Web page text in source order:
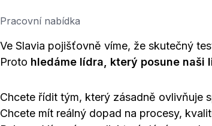
Pracovní nabídka
Ve Slavia pojišťovně víme, že skutečný
Proto hledáme lídra, který posune naši
Chcete řídit tým, který zásadně ovlivňuje
Chcete mít reálný dopad na procesy,